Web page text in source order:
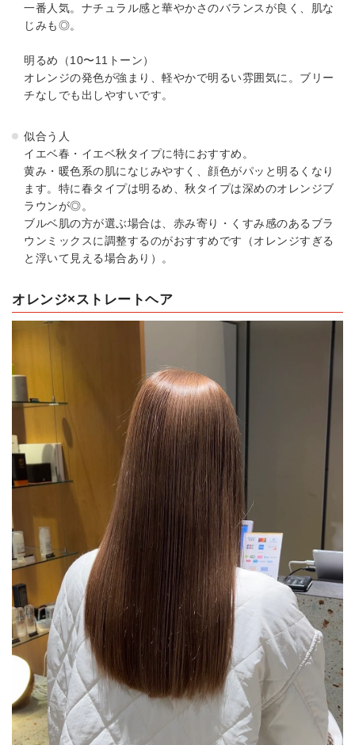
一番人気。ナチュラル感と華やかさのバランスが良く、肌な
じみも◎。
明るめ（10〜11トーン）
オレンジの発色が強まり、軽やかで明るい雰囲気に。ブリー
チなしでも出しやすいです。
似合う人
イエベ春・イエベ秋タイプに特におすすめ。
黄み・暖色系の肌になじみやすく、顔色がパッと明るくなり
ます。特に春タイプは明るめ、秋タイプは深めのオレンジブ
ラウンが◎。
ブルベ肌の方が選ぶ場合は、赤み寄り・くすみ感のあるブラ
ウンミックスに調整するのがおすすめです（オレンジすぎる
と浮いて見える場合あり）。
オレンジ×ストレートヘア